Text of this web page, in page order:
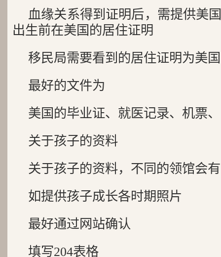
血缘关系得到证明后，需提供美
出生前在美国的居住证明
移民局需要看到的居住证明为美
最好的文件为
美国的毕业证、就医记录、机票
关于孩子的资料
关于孩子的资料，不同的领馆会
如提供孩子成长各时期照片
最好通过网站确认
填写204表格